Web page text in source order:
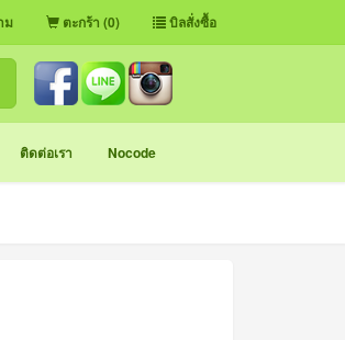
ม ตะกร้า (0) บิลสั่งซื้อ
ติดต่อเรา Nocode